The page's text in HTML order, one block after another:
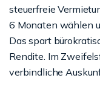
steuerfreie
6 Monaten wählen
Das spart
Rendite. Im
verbindliche